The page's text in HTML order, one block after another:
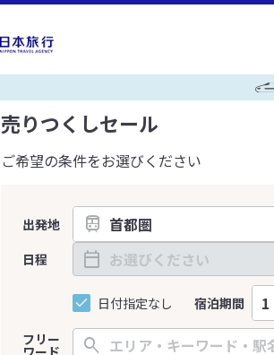
売りつくしセール
ご希望の条件をお選びください
出発地
日程
日付指定なし 宿泊期間
フリー
ワード